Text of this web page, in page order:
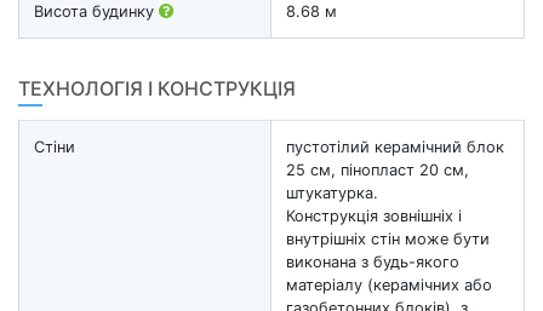
Висота будинку 8.68 м
ТЕХНОЛОГІЯ І КОНСТРУКЦІЯ
Стіни
пустотілий керамічний блок
25 см, пінопласт 20 см,
штукатурка.
Конструкція зовнішніх і
внутрішніх стін може бути
виконана з будь-якого
матеріалу (керамічних або